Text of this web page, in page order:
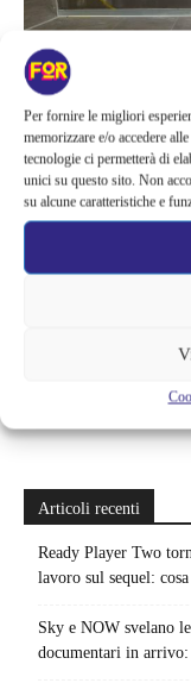
Per fornire le migliori
memorizzare e/o accedere
tecnologie ci permetterà di
unici su questo sito. Non
su alcune caratteristiche e
TAGS
street artist
Articoli recenti
Ready Player Two
lavoro sul sequel:
Sky e NOW svelano
documentari in